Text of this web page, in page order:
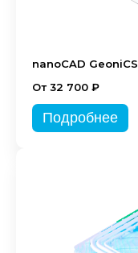
nanoCAD GeoniCS
От 32 700 ₽
Подробнее